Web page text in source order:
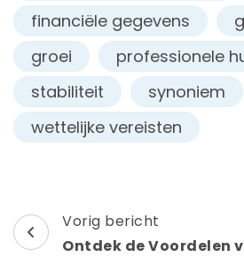
financiële gegevens
groei
professionele
stabiliteit
synoniem
wettelijke vereisten
Berichtnavigatie
Vorig bericht
Ontdek de Voordelen